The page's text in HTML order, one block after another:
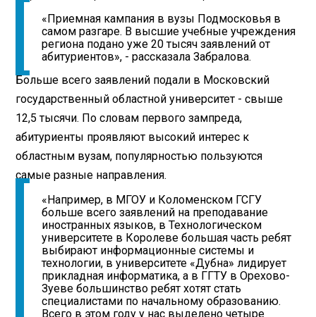
«Приемная кампания в вузы Подмосковья в
самом разгаре. В высшие учебные учреждения
региона подано уже 20 тысяч заявлений от
абитуриентов», - рассказала Забралова.
Больше всего заявлений подали в Московский
государственный областной университет - свыше
12,5 тысячи. По словам первого зампреда,
абитуриенты проявляют высокий интерес к
областным вузам, популярностью пользуются
самые разные направления.
«Например, в МГОУ и Коломенском ГСГУ
больше всего заявлений на преподавание
иностранных языков, в Технологическом
университете в Королеве большая часть ребят
выбирают информационные системы и
технологии, в университете «Дубна» лидирует
прикладная информатика, а в ГГТУ в Орехово-
Зуеве большинство ребят хотят стать
специалистами по начальному образованию.
Всего в этом году у нас выделено четыре